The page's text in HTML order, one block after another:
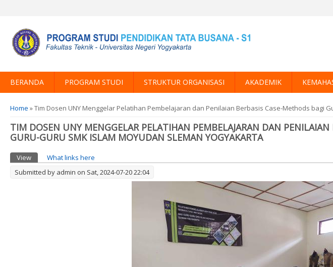
BERANDA PROGRAM STUDI STRUKTUR ORGANISASI AKADEMIK
You are here
Home » Tim Dosen UNY Menggelar Pelatihan Pembelajaran dan Penilaian Berbasis Case-Methods bagi
TIM DOSEN UNY MENGGELAR PELATIHAN PEMBELAJARAN DAN PENILAIAN
GURU-GURU SMK ISLAM MOYUDAN SLEMAN YOGYAKARTA
Primary tabs
View (active tab)
What links here
Submitted by admin on Sat, 2024-07-20 22:04